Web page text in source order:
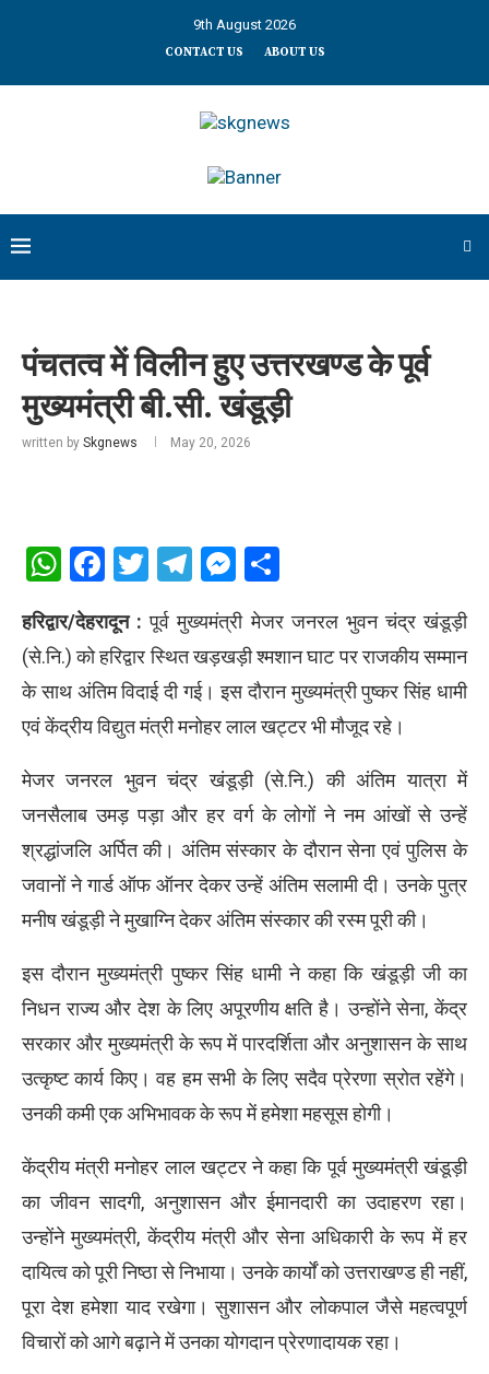
9th August 2026
CONTACT US ABOUT US
पंचतत्व में विलीन हुए उत्तरखण्ड के पूर्व
मुख्यमंत्री बी.सी. खंडूड़ी
written by Skgnews May 20, 2026
WhatsApp
Facebook
Twitter
Telegram
Messenger
हरिद्वार/देहरादून : पूर्व मुख्यमंत्री मेजर जनरल भुवन चंद्र खंडूड़ी
(से.नि.) को हरिद्वार स्थित खड़खड़ी श्मशान घाट पर राजकीय सम्मान
के साथ अंतिम विदाई दी गई। इस दौरान मुख्यमंत्री पुष्कर सिंह धामी
एवं केंद्रीय विद्युत मंत्री मनोहर लाल खट्टर भी मौजूद रहे।
मेजर जनरल भुवन चंद्र खंडूड़ी (से.नि.) की अंतिम यात्रा में
जनसैलाब उमड़ पड़ा और हर वर्ग के लोगों ने नम आंखों से उन्हें
श्रद्धांजलि अर्पित की। अंतिम संस्कार के दौरान सेना एवं पुलिस के
जवानों ने गार्ड ऑफ ऑनर देकर उन्हें अंतिम सलामी दी। उनके पुत्र
मनीष खंडूड़ी ने मुखाग्नि देकर अंतिम संस्कार की रस्म पूरी की।
इस दौरान मुख्यमंत्री पुष्कर सिंह धामी ने कहा कि खंडूड़ी जी का
निधन राज्य और देश के लिए अपूरणीय क्षति है। उन्होंने सेना, केंद्र
सरकार और मुख्यमंत्री के रूप में पारदर्शिता और अनुशासन के साथ
उत्कृष्ट कार्य किए। वह हम सभी के लिए सदैव प्रेरणा स्रोत रहेंगे।
उनकी कमी एक अभिभावक के रूप में हमेशा महसूस होगी।
केंद्रीय मंत्री मनोहर लाल खट्टर ने कहा कि पूर्व मुख्यमंत्री खंडूड़ी
का जीवन सादगी, अनुशासन और ईमानदारी का उदाहरण रहा।
उन्होंने मुख्यमंत्री, केंद्रीय मंत्री और सेना अधिकारी के रूप में हर
दायित्व को पूरी निष्ठा से निभाया। उनके कार्यों को उत्तराखण्ड ही नहीं,
पूरा देश हमेशा याद रखेगा। सुशासन और लोकपाल जैसे महत्वपूर्ण
विचारों को आगे बढ़ाने में उनका योगदान प्रेरणादायक रहा।